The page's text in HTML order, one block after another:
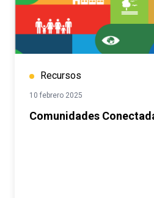
Recursos
10 febrero 2025
Comunidades